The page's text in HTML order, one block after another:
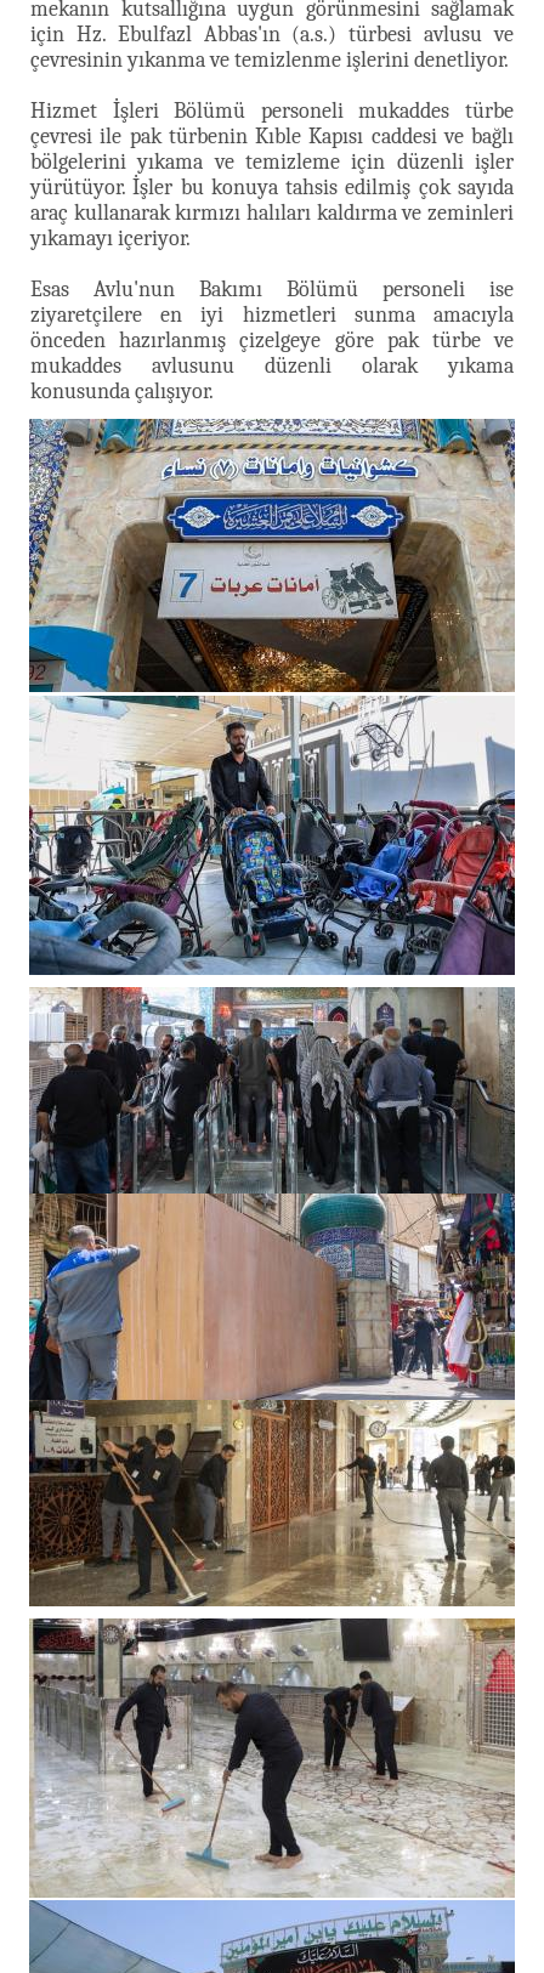
mekanın kutsallığına uygun görünmesini sağlamak
için Hz. Ebulfazl Abbas'ın (a.s.) türbesi avlusu ve
çevresinin yıkanma ve temizlenme işlerini denetliyor.
Hizmet İşleri Bölümü personeli mukaddes türbe
çevresi ile pak türbenin Kıble Kapısı caddesi ve bağlı
bölgelerini yıkama ve temizleme için düzenli işler
yürütüyor. İşler bu konuya tahsis edilmiş çok sayıda
araç kullanarak kırmızı halıları kaldırma ve zeminleri
yıkamayı içeriyor.
Esas Avlu'nun Bakımı Bölümü personeli ise
ziyaretçilere en iyi hizmetleri sunma amacıyla
önceden hazırlanmış çizelgeye göre pak türbe ve
mukaddes avlusunu düzenli olarak yıkama
konusunda çalışıyor.